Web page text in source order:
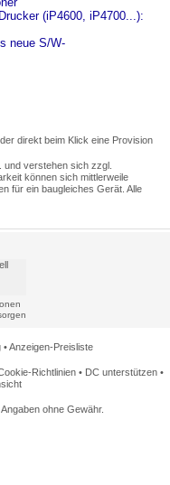
(iP4600, iP4700...):
neue S/W-
direkt beim Klick eine Provision
und verstehen sich zzgl.
können sich mittlerweile
für ein baugleiches Gerät. Alle
•Anzeigen-Preisliste
Richtlinien• DC unterstützen•
ohne Gewähr.